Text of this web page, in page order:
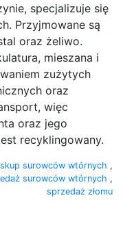
specjalizuje się
Przyjmowane są
oraz żeliwo.
mieszana i
zużytych
oraz
więc
oraz jego
recyklingowany.
skup surowców wtórnych ,
surowców wtórnych ,
sprzedaż złomu